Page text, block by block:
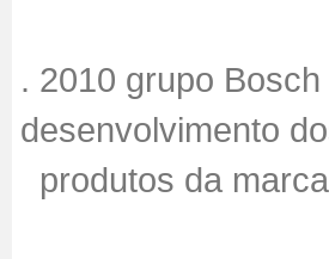
. 2010 grupo
desenvolvimento
produtos da